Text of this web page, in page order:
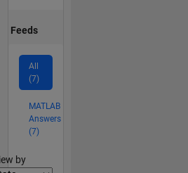
Feeds
All
(7)
MATLAB
Answers
(7)
by